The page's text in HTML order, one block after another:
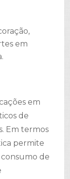
em
em
de
Em termos
permite
de